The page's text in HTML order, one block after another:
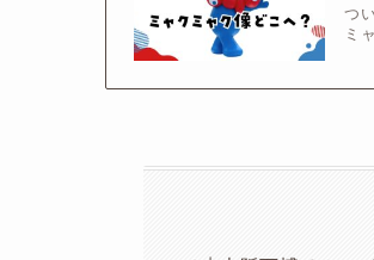
つ
ミ